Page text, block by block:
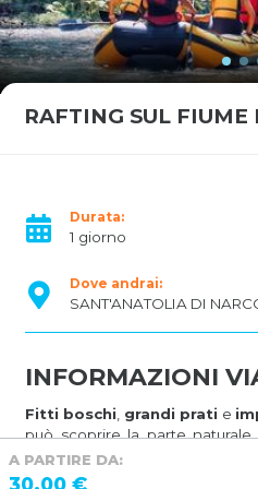
RAFTING SUL FIUME
Durata:
1 giorno
Dove andrai:
SANT'ANATOLIA DI
INFORMAZIONI
Fitti boschi, grandi prati e
può scoprire la parte
vista nuovo? Basterà salire su
Questostupendo rafting
A PARTIRE DA:
30.00 €